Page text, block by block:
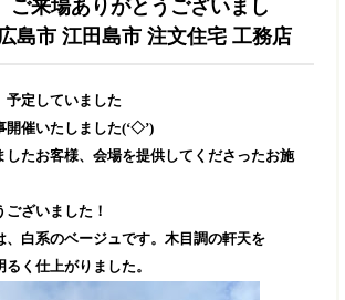
来場ありがとうございまし
島市 江田島市 注文住宅 工務店
予定していました
催いたしました(‘◇’)ゞ
したお客様、会場を提供してくださったお施
ざいました！
、白系のベージュです。木目調の軒天を
く仕上がりました。